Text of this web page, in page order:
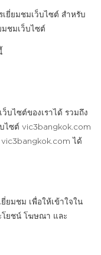
ยี่ยมชมเว็บไซต์ สำหรับ
ชมเว็บไซต์
บไซต์ของเราได้ รวมถึง
ไซต์ vic3bangkok.com
vic3bangkok.com ได้
ยมชม เพื่อให้เข้าใจใน
โยชน์ โฆษณา และ